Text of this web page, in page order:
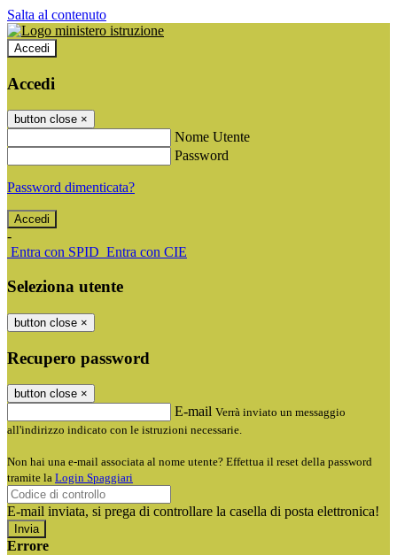
Salta al contenuto
Accedi
Accedi
button close ×
Nome Utente
Password
Password dimenticata?
-
Entra con SPID Entra con CIE
Seleziona utente
button close ×
Recupero password
button close ×
E-mail Verrà inviato un messaggio
all'indirizzo indicato con le istruzioni necessarie.
Non hai una e-mail associata al nome utente? Effettua il reset della password
tramite la Login Spaggiari
E-mail inviata, si prega di controllare la casella di posta elettronica!
Errore